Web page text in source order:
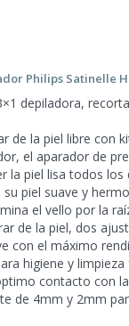
Philips Satinelle
depiladora,
de la piel libre con
el aparador de
la piel lisa todos los
piel suave y
el vello por la
de la piel, dos
con el máximo
higiene y
contacto con
de 4mm y 2mm